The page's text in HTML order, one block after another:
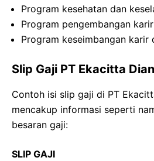
Program kesehatan dan
Program pengembangan karir
Program keseimbangan karir
Slip Gaji PT Ekacitta
Contoh isi slip gaji di PT
mencakup informasi seperti
besaran gaji:
SLIP GAJI